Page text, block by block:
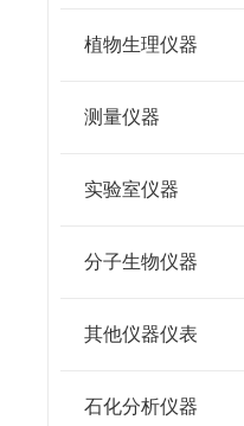
植物生理仪器
测量仪器
实验室仪器
分子生物仪器
其他仪器仪表
石化分析仪器